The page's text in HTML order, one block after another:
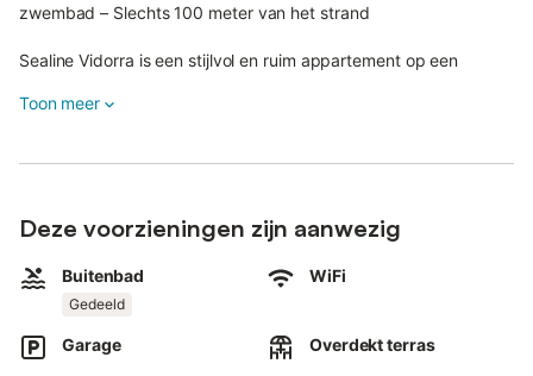
zwembad – Slechts 100 meter van het strand
Sealine Vidorra is een stijlvol en ruim appartement op een
met een tweepersoonsbed, ingebouwde kast en ensuite
badkamer, en een tweede slaapkamer met twee
eenpersoonsbedden en ingebouwde kasten.
Er zijn in totaal twee badkamers, beide met inloopdouche,
waarvan één geschikt is voor rolstoelgebruikers.
Toon meer
Deze voorzieningen zijn aanwezig
Buitenbad
Gedeeld
WiFi
Garage Overdekt terras